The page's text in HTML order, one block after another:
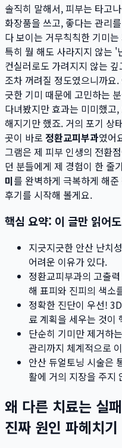
솔직히 말해서, 피부는 타고
화장품을 쓰고, 좋다는 관리
다 보이는 거무칙칙한 기미
특히 뭘 해도 사라지지 않는
컨실러로도 가려지지 않는
조차 꺼려질 정도였으니까요
긋한 기미 때문에 고민하는
다녀봤지만 효과는 미미했고
해지기만 했죠. 거의 포기 상
곳이 바로 정환교피부과였어
그램은 제 피부 인생의 전환
던 분들에게 제 경험이 한 줄
미를 완벽하게 극복하게 해준
후기를 시작해 볼게요.
핵심 요약: 이 글만 읽어
지긋지긋한 안산 난치
어려운 이유가 있다.
정환교피부과의 고출
해 표피와 진피의 색소
정확한 진단이 우선!
료 계획을 세우는 것이
단순히 기미만 제거하
관리까지 체계적으로
안산 듀얼토닝 시술은
활에 거의 지장을 주지
왜 다른 치료는 실
진짜 원인 파헤치기